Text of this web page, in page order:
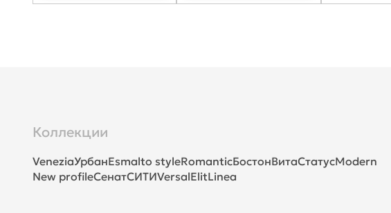
Коллекции
VeneziaУрбанEsmalto styleRomanticБостонВитаСтатусModern
New profileСенатСИТИVersalElitLinea